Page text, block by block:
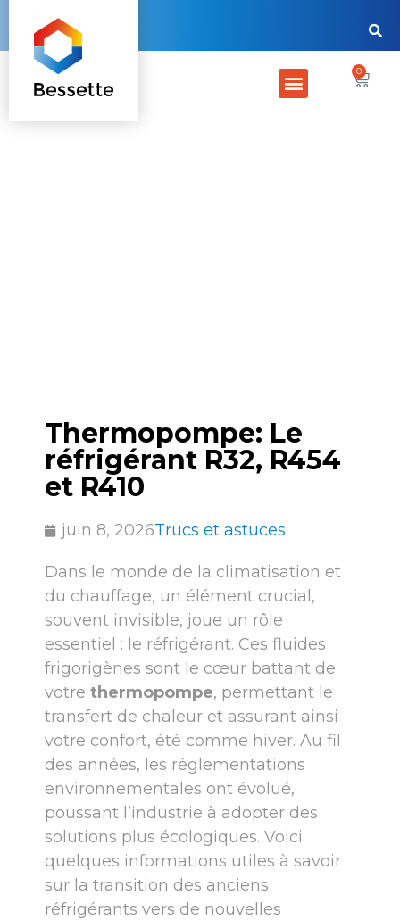
0
Thermopompe: Le
réfrigérant R32, R454
et R410
juin 8, 2026Trucs et astuces
Dans le monde de la climatisation et
du chauffage, un élément crucial,
souvent invisible, joue un rôle
essentiel : le réfrigérant. Ces fluides
frigorigènes sont le cœur battant de
votre thermopompe, permettant le
transfert de chaleur et assurant ainsi
votre confort, été comme hiver. Au fil
des années, les réglementations
environnementales ont évolué,
poussant l’industrie à adopter des
solutions plus écologiques. Voici
quelques informations utiles à savoir
sur la transition des anciens
réfrigérants vers de nouvelles